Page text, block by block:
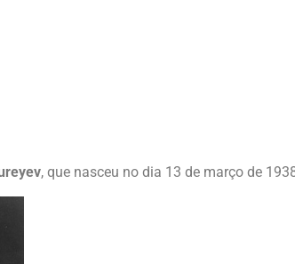
, que nasceu no dia 13 de março de